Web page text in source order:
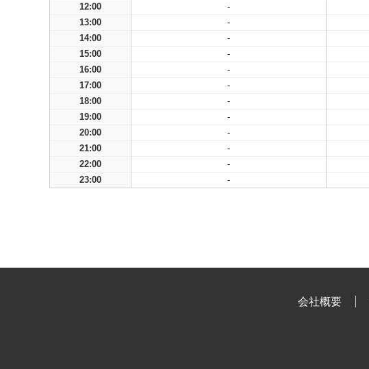
12:00
-
13:00
-
14:00
-
15:00
-
16:00
-
17:00
-
18:00
-
19:00
-
20:00
-
21:00
-
22:00
-
23:00
-
会社概要